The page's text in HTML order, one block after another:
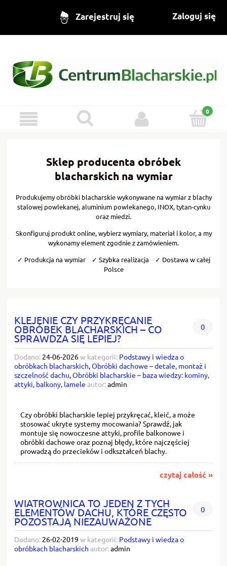
Zarejestruj się Zaloguj się
Sklep producenta obróbek
blacharskich na wymiar
Produkujemy obróbki blacharskie wykonywane na wymiar z blachy
stalowej powlekanej, aluminium powlekanego, INOX, tytan-cynku
oraz miedzi.
Skonfiguruj produkt online, wybierz wymiary, materiał i kolor, a my
wykonamy element zgodnie z zamówieniem.
✓ Produkcja na wymiar ✓ Szybka realizacja ✓ Dostawa w całej
Polsce
KLEJENIE CZY PRZYKRĘCANIE
OBRÓBEK BLACHARSKICH – CO
SPRAWDZA SIĘ LEPIEJ?
0
Dodano: 24-06-2026w kategorii: Podstawy i wiedza o
obróbkach blacharskich,Obróbki dachowe – detale, montaż i
szczelność dachu,Obróbki blacharskie – baza wiedzy: kominy,
attyki, balkony, lamele autor:admin
Czy obróbki blacharskie lepiej przykręcać, kleić, a może
stosować ukryte systemy mocowania? Sprawdź, jak
montuje się nowoczesne attyki, profile balkonowe i
obróbki dachowe oraz poznaj błędy, które najczęściej
prowadzą do przecieków i odkształceń blachy.
czytaj całość »
WIATROWNICA TO JEDEN Z TYCH
ELEMENTÓW DACHU, KTÓRE CZĘSTO
POZOSTAJĄ NIEZAUWAŻONE
0
Dodano: 26-02-2019 w kategorii: Podstawy i wiedza o
obróbkach blacharskich autor:admin